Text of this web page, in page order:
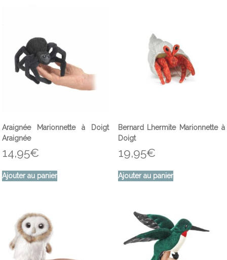
Araignée Marionnette à Doigt
Araignée
14,95€
Ajouter au panier
Bernard Lhermite Marionnette à
Doigt
19,95€
Ajouter au panier